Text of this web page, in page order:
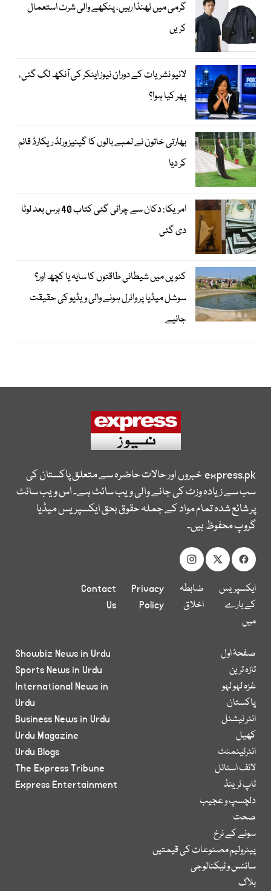
گرمی میں ٹھنڈا رہیں، پنکھے والی شرٹ استعمال
کریں
لائیو نشریات کے دوران نیوز اینکر کی آنکھ لگ گئی،
پھر کیا ہوا؟
بھارتی خاتون نے لمبے بالوں کا گینیز ورلڈ ریکارڈ قائم
کر دیا
امریکا: دکان سے چرائی گئی کتاب 40 برس بعد لوٹا
دی گئی
کنویں میں شیطانی طاقتوں کا سایہ یا کچھ اور؟
سوشل میڈیا پر وائرل ہونے والی ویڈیو کی حقیقت
جانیے
express.pkخبروں اور حالات حاضرہ سے متعلق پاکستان کی
سب سے زیادہ وزٹ کی جانے والی ویب سائٹ ہے۔ اس ویب سائٹ
پر شائع شدہ تمام مواد کے جملہ حقوق بحق ایکسپریس میڈیا
گروپ محفوظ ہیں۔
ایکسپریس
کے بارے
میں
ضابطہ
اخلاق
Privacy
Policy
Contact
Us
صفحۂ اول
تازہ ترین
غزہ لہو لہو
پاکستان
انٹر نیشنل
کھیل
انٹرٹینمنٹ
لائف اسٹائل
ٹاپ ٹرینڈ
دلچسپ و عجیب
صحت
سونے کے نرخ
پیٹرولیم مصنوعات کی قیمتیں
سائنس و ٹیکنالوجی
بلاگ
Showbiz News in Urdu
Sports News in Urdu
International News in
Urdu
Business News in Urdu
Urdu Magazine
Urdu Blogs
The Express Tribune
Express Entertainment